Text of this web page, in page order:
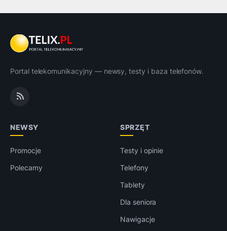
Portal telekomunikacyjny — newsy, testy i baza telefonów.
NEWSY
Promocje
Polecamy
SPRZĘT
Testy i opinie
Telefony
Tablety
Dla seniora
Nawigacje